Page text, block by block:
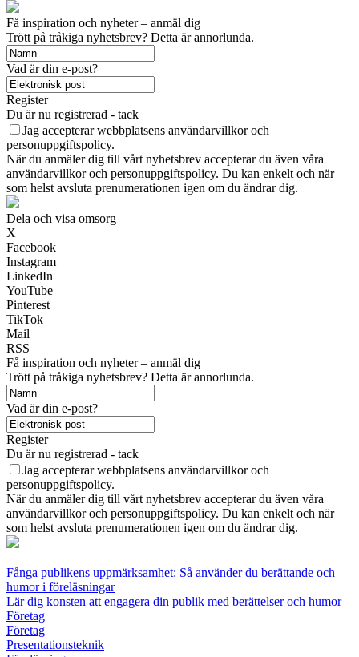
Få inspiration och nyheter – anmäl dig
Trött på tråkiga nyhetsbrev? Detta är annorlunda.
Vad är din e-post?
Register
Du är nu registrerad - tack
Jag accepterar webbplatsens användarvillkor och
personuppgiftspolicy.
När du anmäler dig till vårt nyhetsbrev accepterar du även våra
användarvillkor och personuppgiftspolicy. Du kan enkelt och när
som helst avsluta prenumerationen igen om du ändrar dig.
Dela och visa omsorg
X
Facebook
Instagram
LinkedIn
YouTube
Pinterest
TikTok
Mail
RSS
Få inspiration och nyheter – anmäl dig
Trött på tråkiga nyhetsbrev? Detta är annorlunda.
Vad är din e-post?
Register
Du är nu registrerad - tack
Jag accepterar webbplatsens användarvillkor och
personuppgiftspolicy.
När du anmäler dig till vårt nyhetsbrev accepterar du även våra
användarvillkor och personuppgiftspolicy. Du kan enkelt och när
som helst avsluta prenumerationen igen om du ändrar dig.
Fånga publikens uppmärksamhet: Så använder du berättande och
humor i föreläsningar
Lär dig konsten att engagera din publik med berättelser och humor
Företag
Företag
Presentationsteknik